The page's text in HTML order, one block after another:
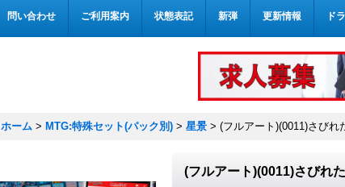
問い合わせ ご利用案内 状態表記 新弾 更新情報 ド
ホーム > MTG:特殊セット(パック別) > 星景 > (フルアート)(0011)さびれ
(フルアート)(0011)さびれ